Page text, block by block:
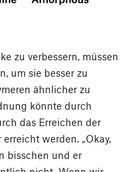
zu verbessern, müssen
um sie besser zu
ähnlicher zu
könnte durch
das Erreichen der
werden. „Okay,
bisschen und er